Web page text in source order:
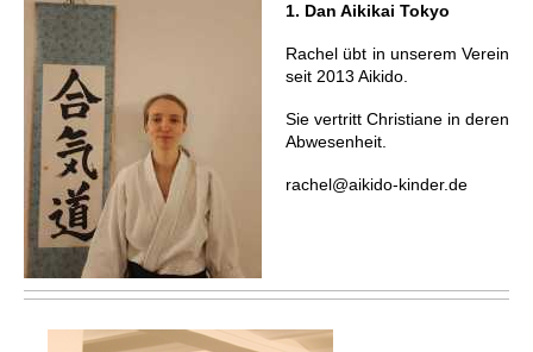
1. Dan Aikikai Tokyo
Rachel übt in unserem Verein
seit 2013 Aikido.
Sie vertritt Christiane in deren
Abwesenheit.
rachel@aikido-kinder.de